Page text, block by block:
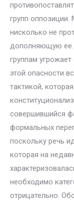
групп оппозиции.
нисколько не
дополняющую ее.
группам
этой опасности
тактикой,
совершившийся
формальных
поскольку речь
которая на
необходимо
отрицательно.